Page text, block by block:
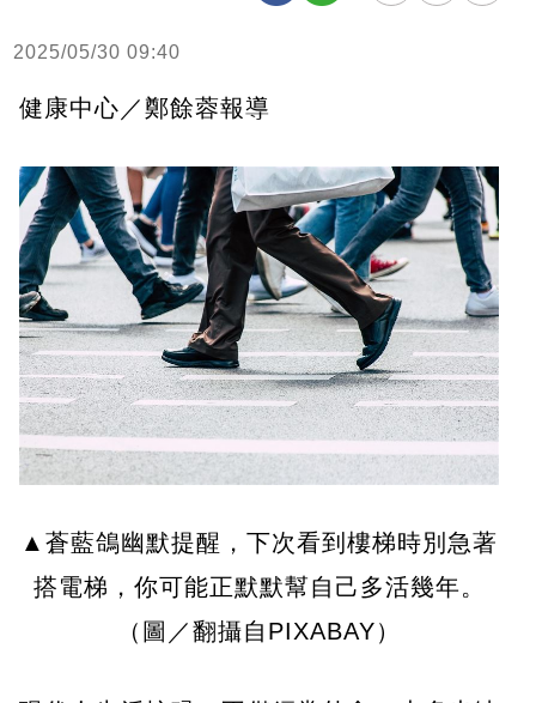
2025/05/30 09:40
健康中心／鄭餘蓉報導
▲蒼藍鴿幽默提醒，下次看到樓梯時別急著
搭電梯，你可能正默默幫自己多活幾年。
（圖／翻攝自PIXABAY）